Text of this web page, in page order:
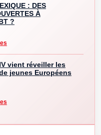
: DES
À
?
vient réveiller les
jeunes Européens